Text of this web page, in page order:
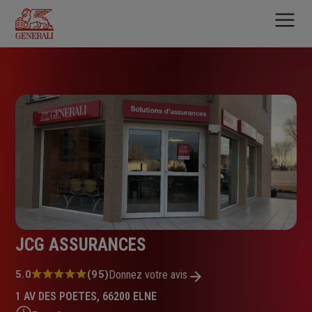
contenu
principal
JCG ASSURANCES
Note
5.0
5.0 (95)Donnez votre avis
1 AV DES POETES, 66200 ELNE